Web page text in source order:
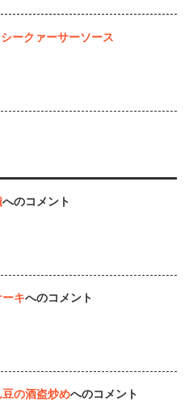
ークァーサーソース
へのコメント
キへのコメント
の酒盗炒めへのコメント